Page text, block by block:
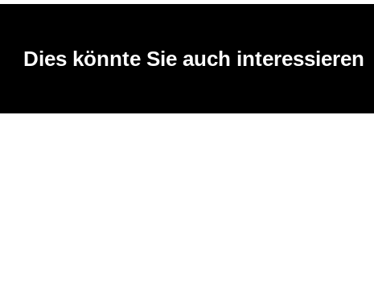
Dies könnte Sie auch interessieren